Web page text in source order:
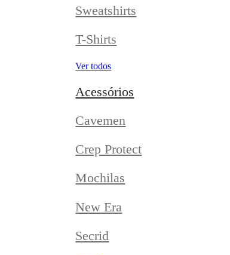
Sweatshirts
T-Shirts
Ver todos
Acessórios
Cavemen
Crep Protect
Mochilas
New Era
Secrid